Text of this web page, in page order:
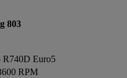
803
R740D Euro5
RPM